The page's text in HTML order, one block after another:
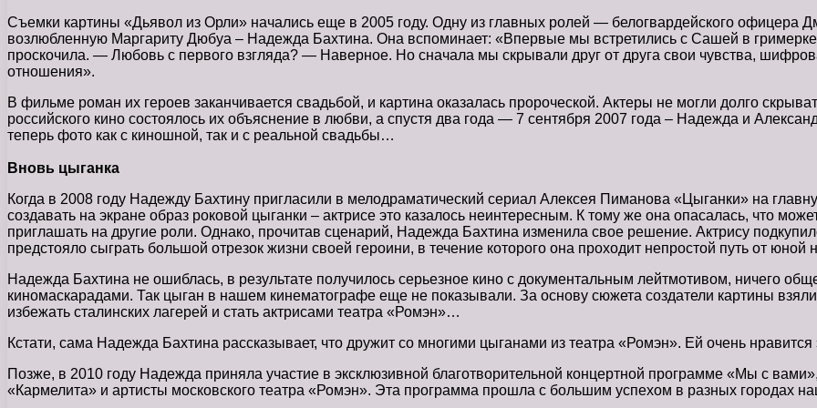
Съемки картины «Дьявол из Орли» начались еще в 2005 году. Одну из главных ролей — белогвардейского офицера
возлюбленную Маргариту Дюбуа – Надежда Бахтина. Она вспоминает: «Впервые мы встретились с Сашей в
проскочила. — Любовь с первого взгляда? — Наверное. Но сначала мы скрывали друг от друга свои чувства,
отношения».
В фильме роман их героев заканчивается свадьбой, и картина оказалась пророческой. Актеры не могли долго
российского кино состоялось их объяснение в любви, а спустя два года — 7 сентября 2007 года – Надежда и
теперь фото как с киношной, так и с реальной свадьбы…
Вновь цыганка
Когда в 2008 году Надежду Бахтину пригласили в мелодраматический сериал Алексея Пиманова «Цыганки» на
создавать на экране образ роковой цыганки – актрисе это казалось неинтересным. К тому же она опасалась, что
приглашать на другие роли. Однако, прочитав сценарий, Надежда Бахтина изменила свое решение. Актрису
предстояло сыграть большой отрезок жизни своей героини, в течение которого она проходит непростой путь от
Надежда Бахтина не ошиблась, в результате получилось серьезное кино с документальным лейтмотивом, ничего
киномаскарадами. Так цыган в нашем кинематографе еще не показывали. За основу сюжета создатели картины
избежать сталинских лагерей и стать актрисами театра «Ромэн»…
Кстати, сама Надежда Бахтина рассказывает, что дружит со многими цыганами из театра «Ромэн». Ей очень
Позже, в 2010 году Надежда приняла участие в эксклюзивной благотворительной концертной программе «Мы с
«Кармелита» и артисты московского театра «Ромэн». Эта программа прошла с большим успехом в разных городах